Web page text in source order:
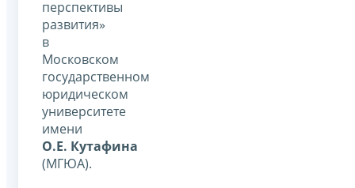
перспективы
развития»
в
Московском
государственном
юридическом
университете
имени
О.Е. Кутафина
(МГЮА).